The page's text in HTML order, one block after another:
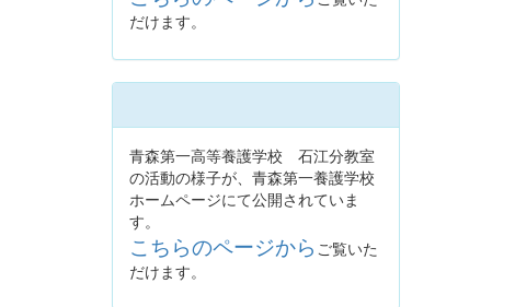
だけます。
青森第一高等養護学校 石江分教室
の活動の様子が、青森第一養護学校
ホームページにて公開されていま
す。
こちらのページから ご覧いた
だけます。